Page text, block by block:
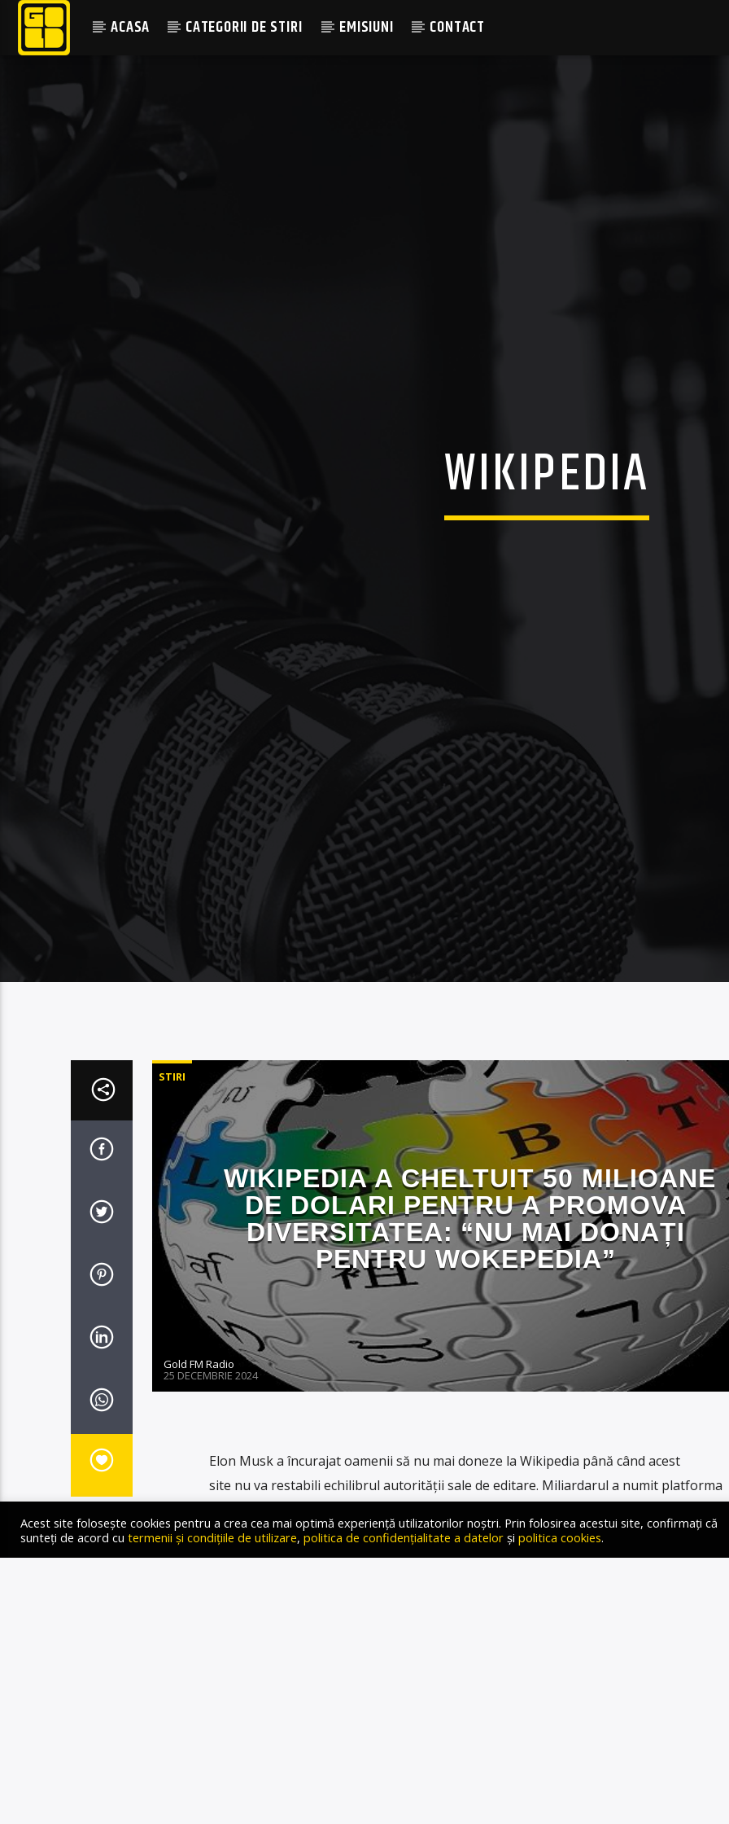
ACASA CATEGORII DE STIRI EMISIUNI CONTACT
WIKIPEDIA
STIRI
WIKIPEDIA A CHELTUIT 50 MILIOANE
DE DOLARI PENTRU A PROMOVA
DIVERSITATEA: “NU MAI DONAȚI
PENTRU WOKEPEDIA”
Gold FM Radio
25 DECEMBRIE 2024
Elon Musk a încurajat oamenii să nu mai doneze la Wikipedia până când acest
site nu va restabili echilibrul autorității sale de editare. Miliardarul a numit platforma
Musk a răspuns unui utilizator de pe X care a împărtășit detalii despre raportul
anual al bugetului Wikipedia pentru 2023-2024. […]
Acest site folosește cookies pentru a crea cea mai optimă experiență utilizatorilor noștri. Prin folosirea acestui site, confirmați că
sunteți de acord cu termenii și condițiile de utilizare, politica de confidențialitate a datelor și politica cookies.